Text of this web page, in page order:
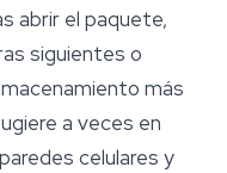
abrir el paquete,
siguientes o
más
a veces en
celulares y